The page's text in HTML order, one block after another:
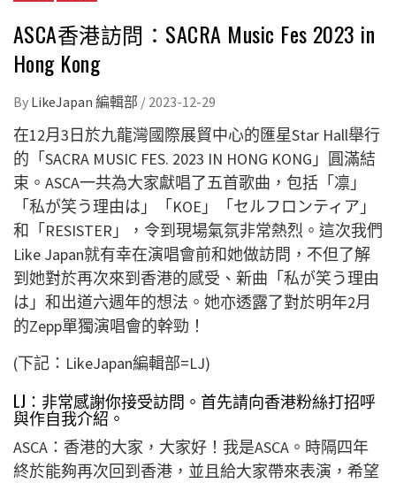
ASCA香港訪問：SACRA Music Fes 2023 in
Hong Kong
By LikeJapan 編輯部 / 2023-12-29
在12月3日於九龍灣國際展貿中心的匯星Star Hall舉行
的「SACRA MUSIC FES. 2023 IN HONG KONG」圓滿結
束。ASCA一共為大家獻唱了五首歌曲，包括「凛」
「私が笑う理由は」「KOE」「セルフロンティア」
和「RESISTER」，令到現場氣氛非常熱烈。這次我們
Like Japan就有幸在演唱會前和她做訪問，不但了解
到她對於再次來到香港的感受、 新曲「私が笑う理由
は」和出道六週年的想法。她亦透露了對於明年2月
的Zepp單獨演唱會的幹勁！
(下記：LikeJapan編輯部=LJ)
LJ：非常感謝你接受訪問。首先請向香港粉絲打招呼
與作自我介紹。
ASCA ： 香港的大家，大家好！我是ASCA。時隔四年
終於能夠再次回到香港，並且給大家帶來表演，希望